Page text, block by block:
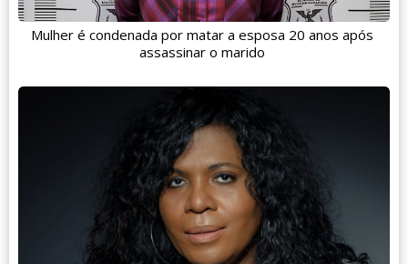
Mulher é condenada por matar a esposa 20 anos após
assassinar o marido